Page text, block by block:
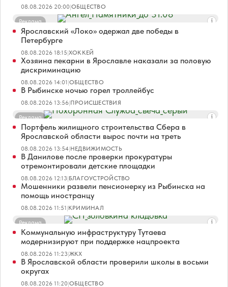
08.08.2026 20:00|ОБЩЕСТВО
Реклама
Ярославский «Локо» одержал две победы в
Петербурге
08.08.2026 18:15|ХОККЕЙ
Хозяина пекарни в Ярославле наказали за половую
дискриминацию
08.08.2026 14:01|ОБЩЕСТВО
В Рыбинске ночью горел троллейбус
08.08.2026 13:56|ПРОИСШЕСТВИЯ
Реклама
Портфель жилищного строительства Сбера в
Ярославской области вырос почти на треть
08.08.2026 13:54|НЕДВИЖИМОСТЬ
В Данилове после проверки прокуратуры
отремонтировали детские площадки
08.08.2026 12:13|БЛАГОУСТРОЙСТВО
Мошенники развели пенсионерку из Рыбинска на
помощь иностранцу
08.08.2026 11:51|КРИМИНАЛ
Реклама
Коммунальную инфраструктуру Тутаева
модернизируют при поддержке нацпроекта
08.08.2026 11:23|ЖКХ
В Ярославской области проверили школы в восьми
округах
08.08.2026 11:20|ОБЩЕСТВО